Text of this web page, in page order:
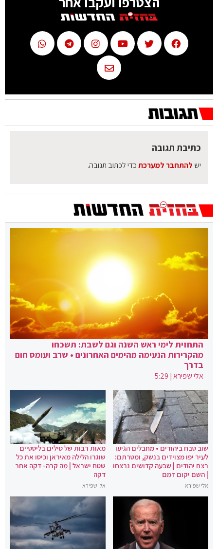
כתיבת תגובה
יש להתחבר למערכתכדי לכתוב תגובה.
התחזית לימי ראש השנה וגם לשבת: תשכחו
מהקרירות הנעימה מהימים האחרונים • שרב ועומס חום
בדרך
אלי שפירא|
5:29
שוב טבח ביהודים • מחבלים הגיעו
לעיר יפו מצוידים בנשק, ומטרתם:
רצח יהודים | שבעה קדושים נרצחו
| השם יקום דמם
אלי שפירא
מאות רבות של טילים בליסטיים
שוגרו הלילה מאיראן וכיסו את כל
שטח ישראל | מה קרה- דקה אחר
דקה
אלי שפירא